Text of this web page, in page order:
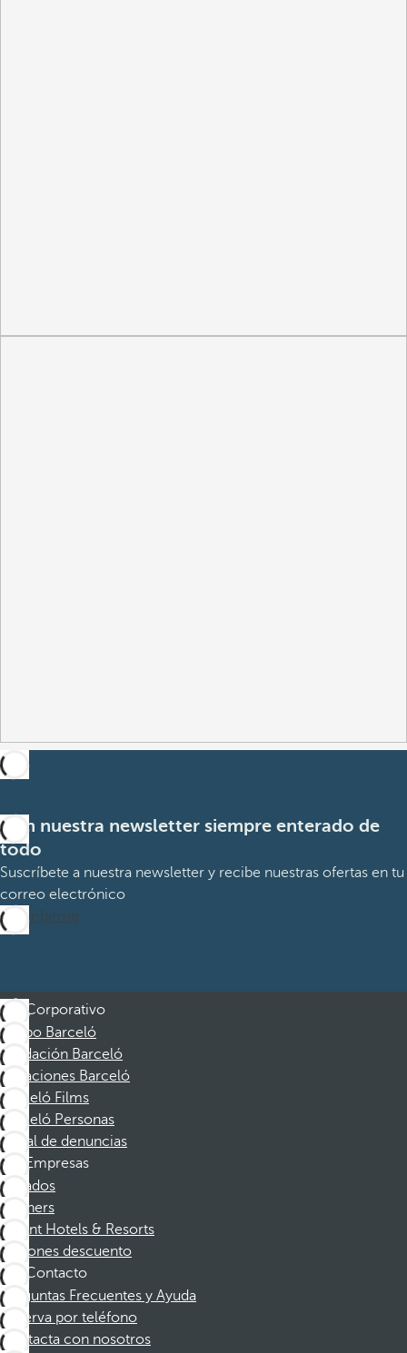
Con nuestra newsletter siempre enterado de
todo
Suscríbete a nuestra newsletter y recibe nuestras ofertas en tu
correo electrónico
Suscribirme
Corporativo
Grupo Barceló
Fundación Barceló
Vacaciones Barceló
Barceló Films
Barceló Personas
Canal de denuncias
Empresas
Afiliados
Partners
Dorint Hotels & Resorts
Cupones descuento
Contacto
Preguntas Frecuentes y Ayuda
Reserva por teléfono
Contacta con nosotros